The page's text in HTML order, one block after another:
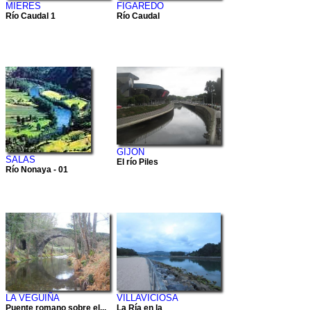
MIERES
Río Caudal 1
FIGAREDO
Río Caudal
SALAS
Río Nonaya - 01
GIJON
El río Piles
LA VEGUIÑA VILLAVICIOSA